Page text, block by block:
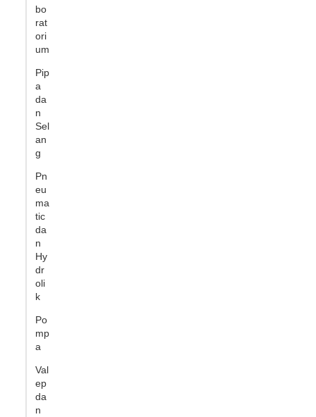
bo
rat
ori
um
Pip
a
da
n
Sel
an
g
Pn
eu
ma
tic
da
n
Hy
dr
oli
k
Po
mp
a
Val
ep
da
n